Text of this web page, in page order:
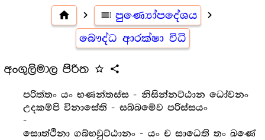
home navigate_next toc පුණ්‍යෝපදේශය navigate_next
බෞද්ධ ආරක්ෂා විධි
අංගුලිමාල පිරිත star_outline share
පරිත්තං යං භණන්තස්ස - නිසින්නට්ඨාන ධෝවනං
උදකම්පි විනාසේති - සබ්බමේව පරිස්සයං
-
සොත්ථිනා ගබ්භවුට්ඨානං - යං ච සාධෙති තං ඛණේ